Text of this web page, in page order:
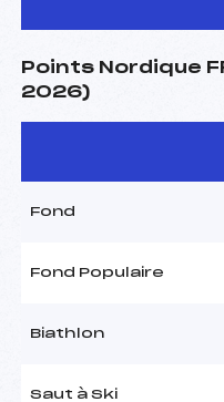
Points Nordique
2026)
Fond
Fond Populaire
Biathlon
Saut à Ski